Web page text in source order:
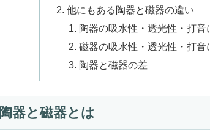
他にもある陶器と磁器の違い
陶器の吸水性・透光性・打音
磁器の吸水性・透光性・打音
陶器と磁器の差
陶器と磁器とは